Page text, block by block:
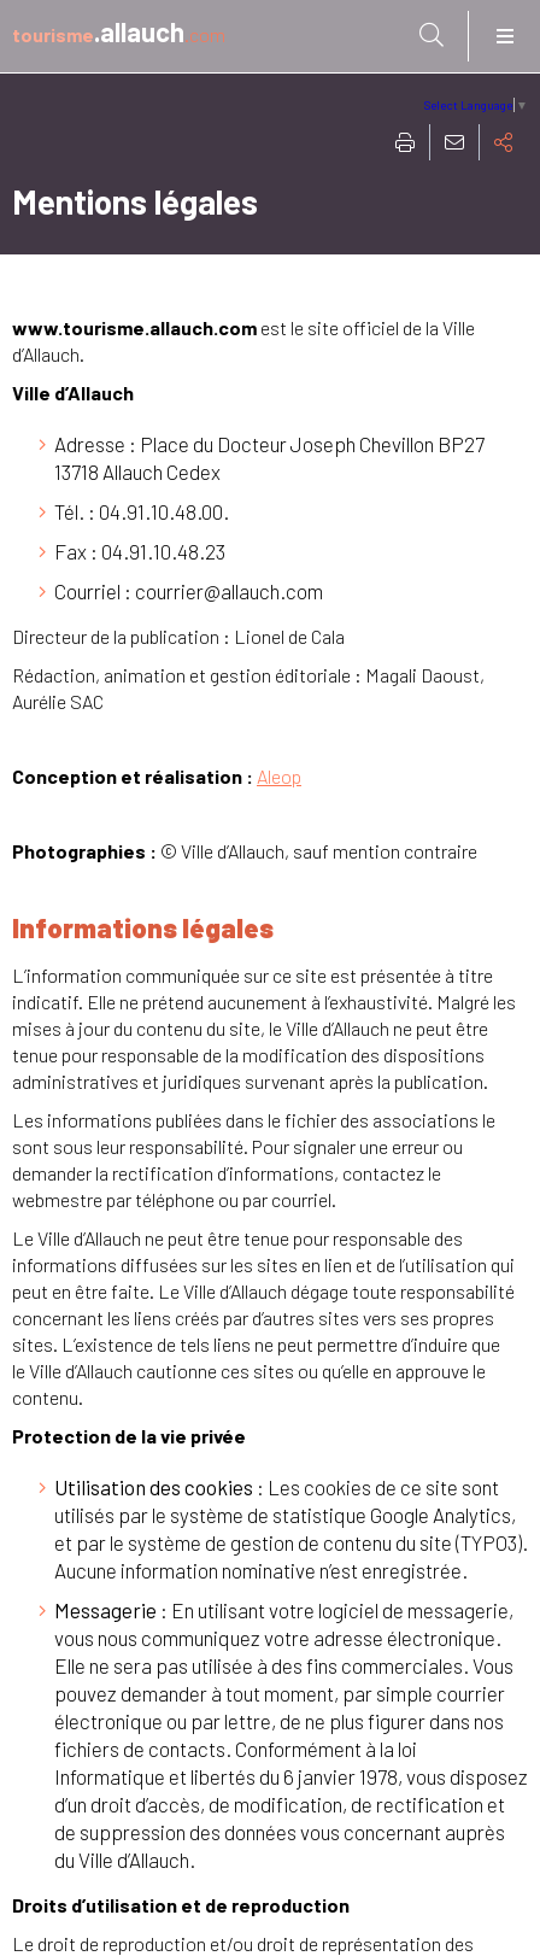
tourisme.allauch .com
Select Language ▼
Mentions légales
www.tourisme.allauch.com est le site officiel de la Ville
d’Allauch.
Ville d’Allauch
Adresse : Place du Docteur Joseph Chevillon BP27
13718 Allauch Cedex
Tél. : 04.91.10.48.00.
Fax : 04.91.10.48.23
Courriel : courrier@allauch.com
Directeur de la publication : Lionel de Cala
Rédaction, animation et gestion éditoriale : Magali Daoust,
Aurélie SAC
Conception et réalisation : Aleop
Photographies : © Ville d’Allauch, sauf mention contraire
Informations légales
L’information communiquée sur ce site est présentée à titre
indicatif. Elle ne prétend aucunement à l’exhaustivité. Malgré les
mises à jour du contenu du site, le Ville d’Allauch ne peut être
tenue pour responsable de la modification des dispositions
administratives et juridiques survenant après la publication.
Les informations publiées dans le fichier des associations le
sont sous leur responsabilité. Pour signaler une erreur ou
demander la rectification d’informations, contactez le
webmestre par téléphone ou par courriel.
Le Ville d’Allauch ne peut être tenue pour responsable des
informations diffusées sur les sites en lien et de l’utilisation qui
peut en être faite. Le Ville d’Allauch dégage toute responsabilité
concernant les liens créés par d’autres sites vers ses propres
sites. L’existence de tels liens ne peut permettre d’induire que
le Ville d’Allauch cautionne ces sites ou qu’elle en approuve le
contenu.
Protection de la vie privée
Utilisation des cookies : Les cookies de ce site sont
utilisés par le système de statistique Google Analytics,
et par le système de gestion de contenu du site (TYPO3).
Aucune information nominative n’est enregistrée.
Messagerie : En utilisant votre logiciel de messagerie,
vous nous communiquez votre adresse électronique.
Elle ne sera pas utilisée à des fins commerciales. Vous
pouvez demander à tout moment, par simple courrier
électronique ou par lettre, de ne plus figurer dans nos
fichiers de contacts. Conformément à la loi
Informatique et libertés du 6 janvier 1978, vous disposez
d’un droit d’accès, de modification, de rectification et
de suppression des données vous concernant auprès
du Ville d’Allauch.
Droits d’utilisation et de reproduction
Le droit de reproduction et/ou droit de représentation des